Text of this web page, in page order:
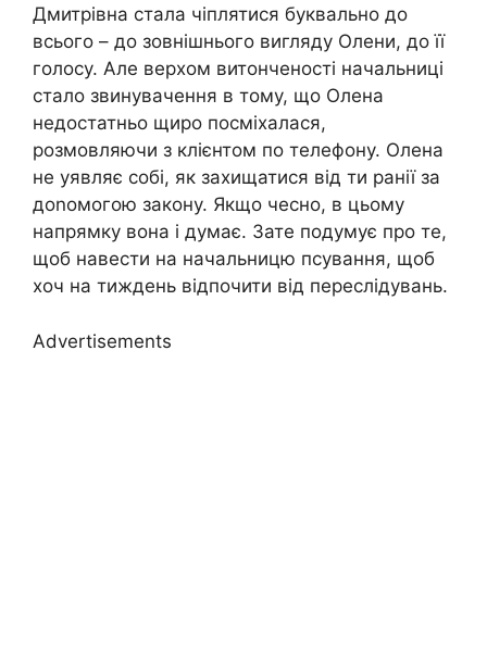
Дмитрівна стала чіплятися буквально до
всього – до зовнішнього вигляду Олени, до її
голосу. Але верхом витонченості начальниці
стало звинувачення в тому, що Олена
недостатньо щиро посміхалася,
розмовляючи з клієнтом по телефону. Олена
не уявляє собі, як захищатися від ти ранії за
доnомогою закону. Якщо чесно, в цьому
напрямку вона і думає. Зате подумує про те,
щоб навести на начальницю псування, щоб
хоч на тиждень відпочити від переслідувань.
Advertisements